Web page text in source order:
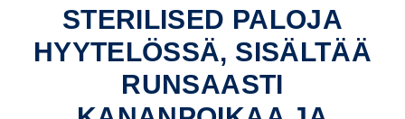
STERILISED PALOJA
HYYTELÖSSÄ, SISÄLTÄÄ
RUNSAASTI